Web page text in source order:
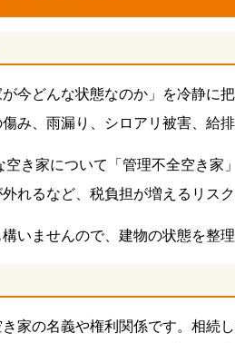
今どんな状態なのか」を冷静に
み、雨漏り、シロアリ被害、給排
き家について「管理不全空き
れるなど、税負担が増えるリスク
いませんので、建物の状態を整
家の名義や権利関係です。相続